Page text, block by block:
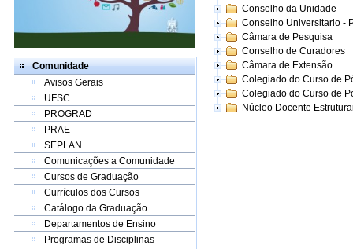
Comunidade
Avisos Gerais
UFSC
PROGRAD
PRAE
SEPLAN
Comunicações a Comunidade
Cursos de Graduação
Currículos dos Cursos
Catálogo da Graduação
Departamentos de Ensino
Programas de Disciplinas
Conselho da Unidade
Conselho Universitario -
Câmara de Pesquisa
Conselho de Curadores
Câmara de Extensão
Colegiado do Curso de
Colegiado do Curso de
Núcleo Docente